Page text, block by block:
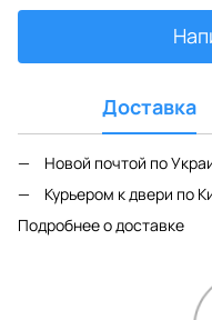
Доставка
Новой почтой по
Курьером к двери по
Подробнее о доставке